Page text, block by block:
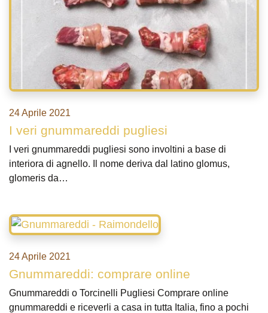
24 Aprile 2021
I veri gnummareddi pugliesi
I veri gnummareddi pugliesi sono involtini a base di
interiora di agnello. Il nome deriva dal latino glomus,
glomeris da…
24 Aprile 2021
Gnummareddi: comprare online
Gnummareddi o Torcinelli Pugliesi Comprare online
gnummareddi e riceverli a casa in tutta Italia, fino a pochi